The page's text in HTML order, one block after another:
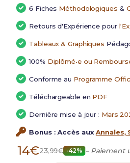
6 Fiches Méthodologiques &
Retours d'Expérience pour
Tableaux & Graphiques
100% Diplômé•e ou
Conforme au Programme
Téléchargeable en PDF
Dernière mise à jour : Mars
Bonus : Accès auxAnnales,
14€23,99€ -42% – Paiement